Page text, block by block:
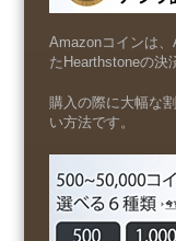
Amazonコインは
たHearthstoneの決
購入の際に大幅な
い方法です。